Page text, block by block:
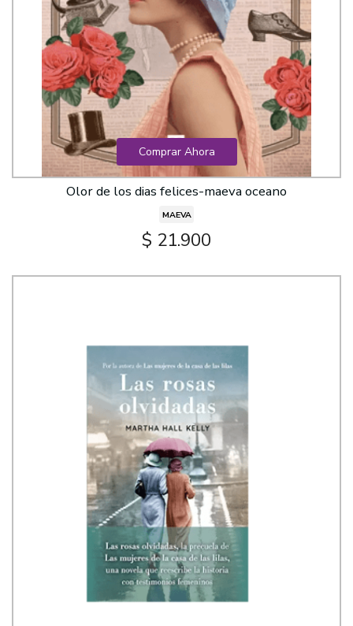
Comprar Ahora
Olor de los dias felices-maeva oceano
MAEVA
$ 21.900